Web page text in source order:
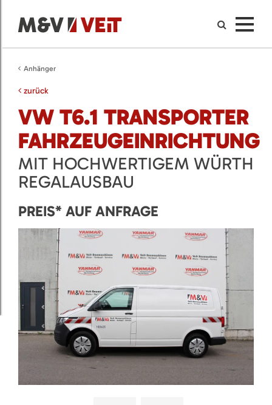
Anhänger
zurück
VW T6.1 TRANSPORTER
FAHRZEUGEINRICHTUNG
MIT HOCHWERTIGEM WÜRTH
REGALAUSBAU
PREIS* AUF ANFRAGE